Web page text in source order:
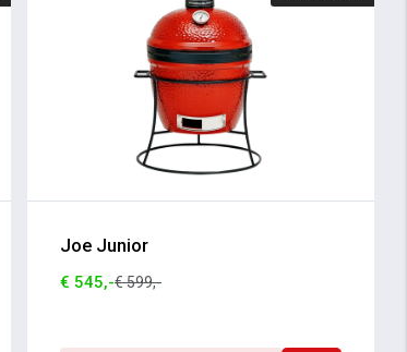
Joe Junior
€ 545,-€ 599,-